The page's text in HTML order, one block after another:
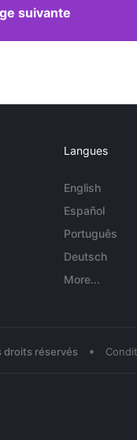
suivante
Langues
English
Español
Português
Deutsch
More...
droits réservés •